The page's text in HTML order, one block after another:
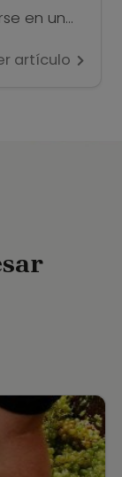
en un
a la
artículo